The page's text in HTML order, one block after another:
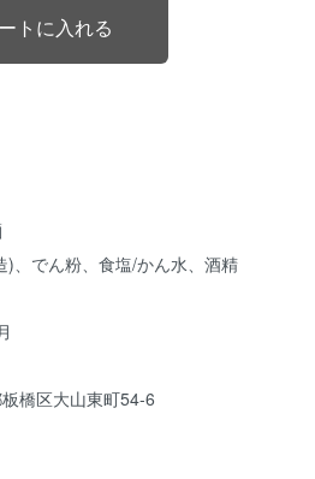
)、でん粉、食塩/かん水、酒精
橋区大山東町54-6